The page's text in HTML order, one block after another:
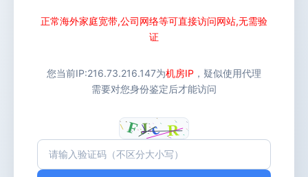
正常海外家庭宽带,公司网络等可直接访问网站,无需验
证
您当前IP:216.73.216.147为机房IP ，疑似使用代理
需要对您身份鉴定后才能访问